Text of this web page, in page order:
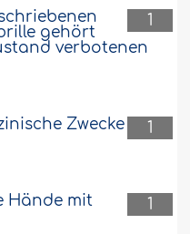
1
gehört
verbotenen
1
Zwecke
1
Hände mit